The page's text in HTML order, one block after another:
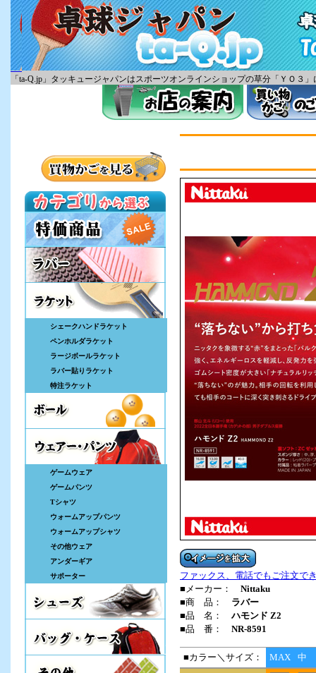
「ta-Q.jp」タッキュージャパンはスポーツオンラインショップの草分「ＹＯ３
シェークハンドラケット
ペンホルダラケット
ラージボールラケット
ラバー貼りラケット
特注ラケット
ゲームウェア
ゲームパンツ
Tシャツ
ウォームアップパンツ
ウォームアップシャツ
その他ウェア
アンダーギア
サポーター
ファックス、電話でもご注文で
■メーカー： Nittaku
■商 品： ラバー
■品 名： ハモンド Z2
■品 番： NR-8591
■カラー＼サイズ： MAX 中